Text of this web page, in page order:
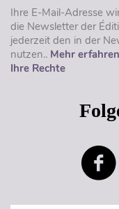
Ihre E-Mail-Adresse
die Newsletter der
jederzeit den in der
nutzen.. Mehr
Ihre Rechte